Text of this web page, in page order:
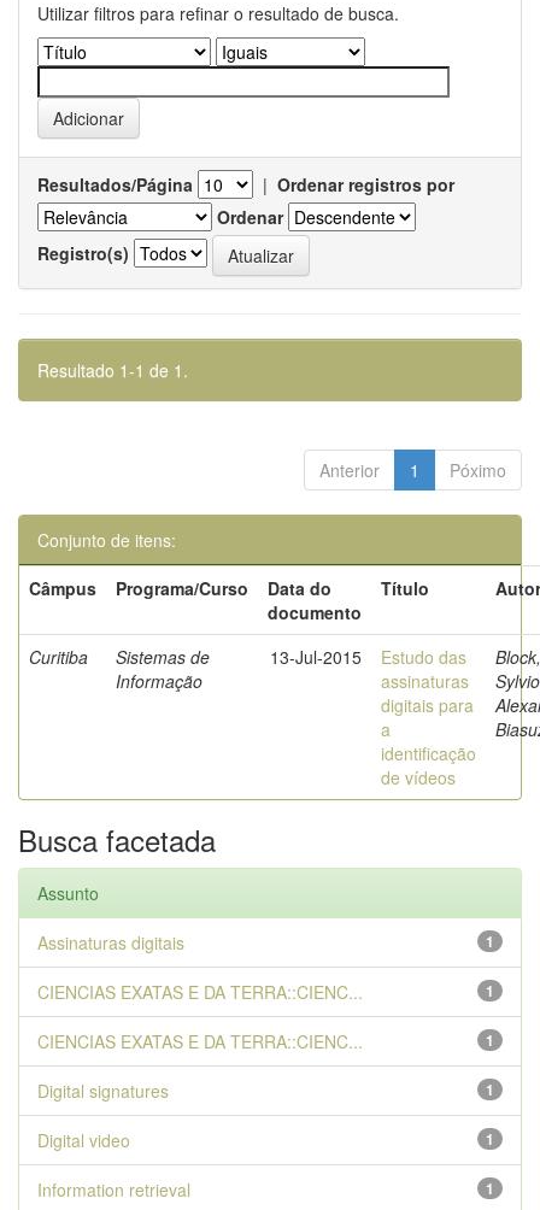
Utilizar filtros para refinar o resultado de busca.
Resultados/Página | Ordenar registros por
Ordenar
Registro(s)
Resultado 1-1 de 1.
Anterior 1 Póximo
Conjunto de itens:
Câmpus
Programa/Curso
Data do
documento
Título
Curitiba
Sistemas de
Informação
13-Jul-2015
Estudo das
assinaturas
digitais para
a
identificação
de vídeos
Block,
Sylvio
Busca facetada
Assunto
1
Assinaturas digitais
1
CIENCIAS EXATAS E DA TERRA::CIENC...
1
CIENCIAS EXATAS E DA TERRA::CIENC...
1
Digital signatures
1
Digital video
1
Information retrieval